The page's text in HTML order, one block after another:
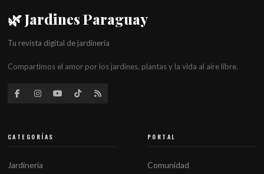
🌿 Jardines Paraguay
Tu revista digital de jardinería
Compartimos el amor por los jardines, plantas y la vida al aire libre.
CATEGORÍAS
Jardinería
PORTAL
Comunidad